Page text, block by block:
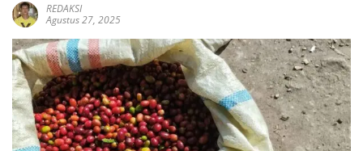
REDAKSI
Agustus 27, 2025